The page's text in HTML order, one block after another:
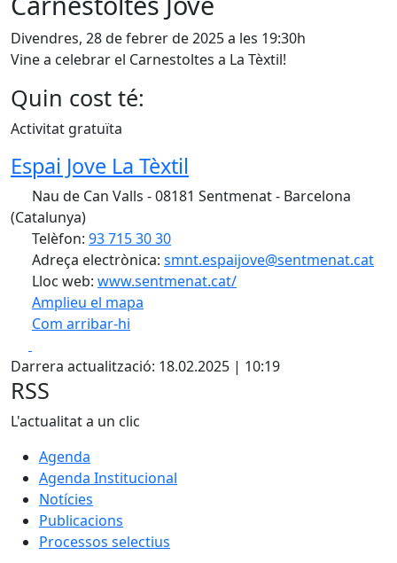
Divendres, 28 de febrer de 2025 a les 19:30h
Vine a celebrar el Carnestoltes a La Tèxtil!
Quin cost té:
Activitat gratuïta
Espai Jove La Tèxtil
Nau de Can Valls - 08181 Sentmenat - Barcelona
(Catalunya)
Telèfon: 93 715 30 30
Adreça electrònica: smnt.espaijove@sentmenat.cat
Lloc web: www.sentmenat.cat/
Amplieu el mapa
Com arribar-hi
+
−
Darrera actualització: 18.02.2025 | 10:19
RSS
L'actualitat a un clic
Agenda
Agenda Institucional
Notícies
Publicacions
Processos selectius